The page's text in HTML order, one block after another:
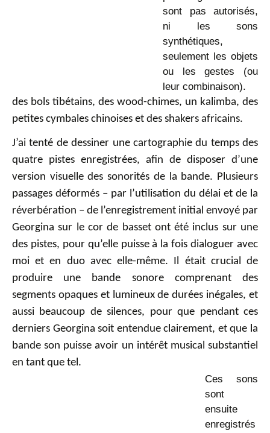
sont pas autorisés,
ni les sons
synthétiques,
seulement les objets
ou les gestes (ou
leur combinaison).
des bols tibétains, des wood-chimes, un kalimba, des
petites cymbales chinoises et des shakers africains.
J’ai tenté de dessiner une cartographie du temps des
quatre pistes enregistrées, afin de disposer d’une
version visuelle des sonorités de la bande. Plusieurs
passages déformés – par l’utilisation du délai et de la
réverbération – de l’enregistrement initial envoyé par
Georgina sur le cor de basset ont été inclus sur une
des pistes, pour qu’elle puisse à la fois dialoguer avec
moi et en duo avec elle-même. Il était crucial de
produire une bande sonore comprenant des
segments opaques et lumineux de durées inégales, et
aussi beaucoup de silences, pour que pendant ces
derniers Georgina soit entendue clairement, et que la
bande son puisse avoir un intérêt musical substantiel
en tant que tel.
Ces sons
sont
ensuite
enregistrés